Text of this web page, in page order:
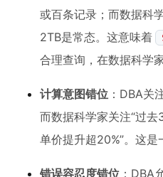
或百条记录；而数据科
2TB是常态。这意味着
合理查询，在数据科学
计算意图错位 ：DBA关
而数据科学家关注“过
单价提升超20%”。这
错误容忍度错位 ：DBA